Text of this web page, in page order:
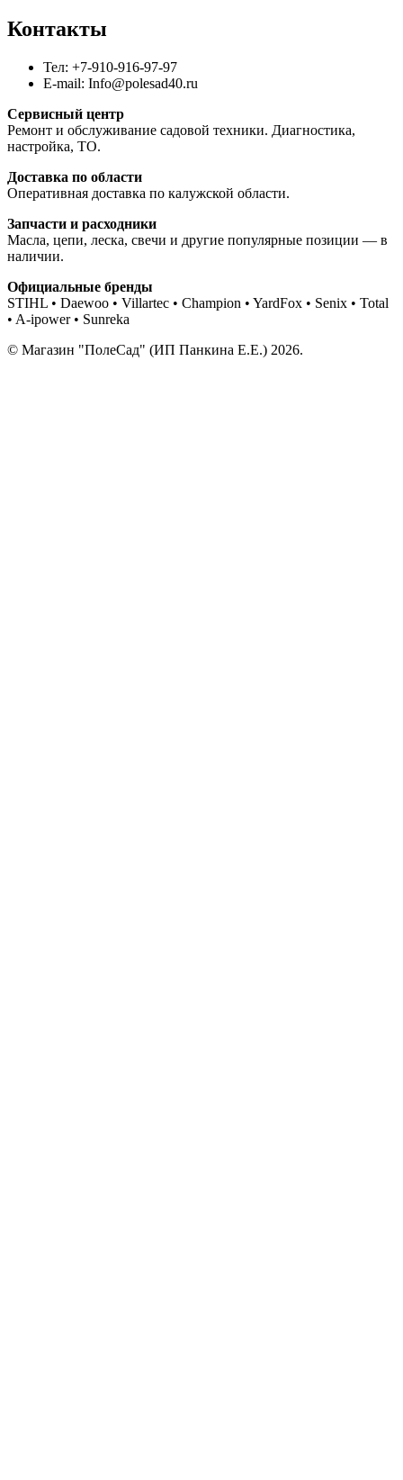
Контакты
Тел: +7-910-916-97-97
E-mail: Info@polesad40.ru
Сервисный центр
Ремонт и обслуживание садовой техники. Диагностика,
настройка, ТО.
Доставка по области
Оперативная доставка по калужской области.
Запчасти и расходники
Масла, цепи, леска, свечи и другие популярные позиции — в
наличии.
Официальные бренды
STIHL • Daewoo • Villartec • Champion • YardFox • Senix • Total
• A-ipower • Sunreka
© Магазин "ПолеСад" (ИП Панкина Е.Е.) 2026.